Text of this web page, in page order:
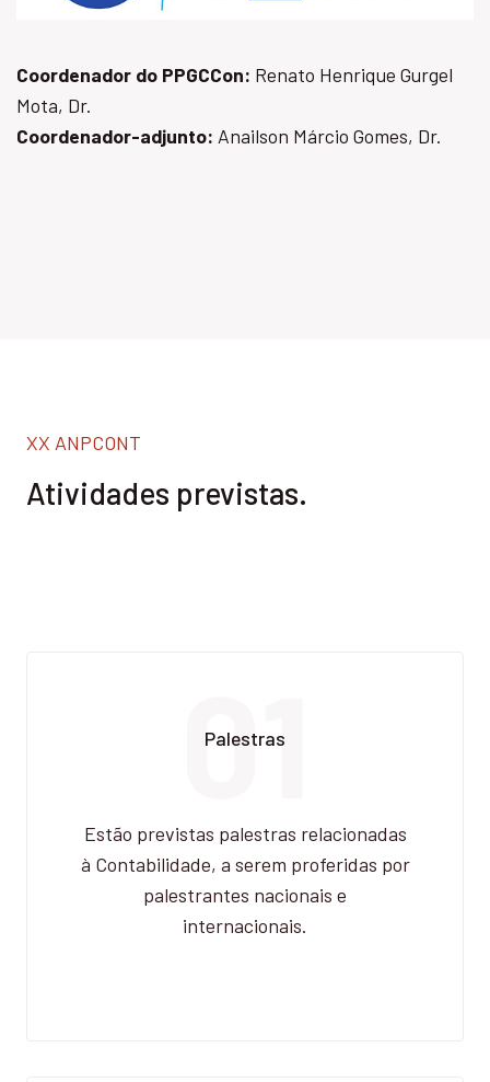
Coordenador do PPGCCon: Renato Henrique Gurgel
Mota, Dr.
Coordenador-adjunto: Anailson Márcio Gomes, Dr.
XX ANPCONT
Atividades previstas.
01
Palestras
Estão previstas palestras relacionadas
à Contabilidade, a serem proferidas por
palestrantes nacionais e
internacionais.